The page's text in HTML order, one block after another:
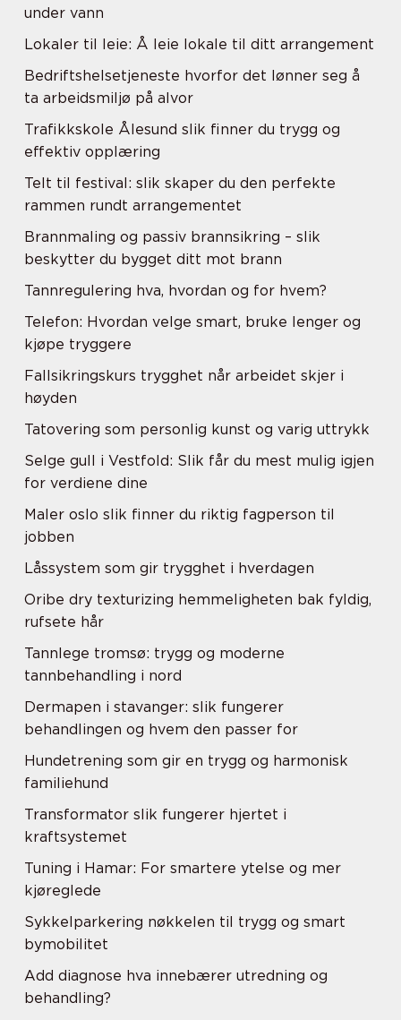
under vann
Lokaler til leie: Å leie lokale til ditt arrangement
Bedriftshelsetjeneste hvorfor det lønner seg å
ta arbeidsmiljø på alvor
Trafikkskole Ålesund slik finner du trygg og
effektiv opplæring
Telt til festival: slik skaper du den perfekte
rammen rundt arrangementet
Brannmaling og passiv brannsikring – slik
beskytter du bygget ditt mot brann
Tannregulering hva, hvordan og for hvem?
Telefon: Hvordan velge smart, bruke lenger og
kjøpe tryggere
Fallsikringskurs trygghet når arbeidet skjer i
høyden
Tatovering som personlig kunst og varig uttrykk
Selge gull i Vestfold: Slik får du mest mulig igjen
for verdiene dine
Maler oslo slik finner du riktig fagperson til
jobben
Låssystem som gir trygghet i hverdagen
Oribe dry texturizing hemmeligheten bak fyldig,
rufsete hår
Tannlege tromsø: trygg og moderne
tannbehandling i nord
Dermapen i stavanger: slik fungerer
behandlingen og hvem den passer for
Hundetrening som gir en trygg og harmonisk
familiehund
Transformator slik fungerer hjertet i
kraftsystemet
Tuning i Hamar: For smartere ytelse og mer
kjøreglede
Sykkelparkering nøkkelen til trygg og smart
bymobilitet
Add diagnose hva innebærer utredning og
behandling?